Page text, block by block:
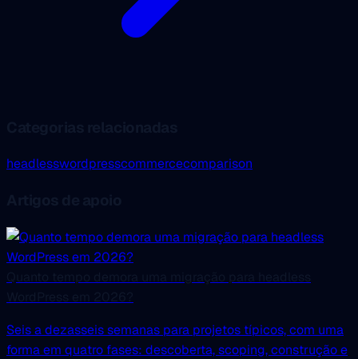
headlesswordpresscommercecomparison
Seis a dezasseis semanas para projetos típicos, com uma
forma em quatro fases: descoberta, scoping, construção e